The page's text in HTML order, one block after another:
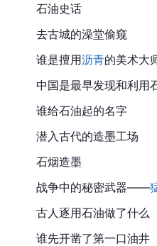
石油史话
去古城的澡堂偷窥
谁是擅用沥青的美术大
中国是最早发现和利用
谁给石油起的名字
潜入古代的造墨工场
石烟造墨
战争中的秘密武器——
古人逐用石油做了什么
谁先开凿了第一口油井